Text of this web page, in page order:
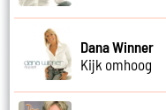
Dana Winner
Kijk omhoog